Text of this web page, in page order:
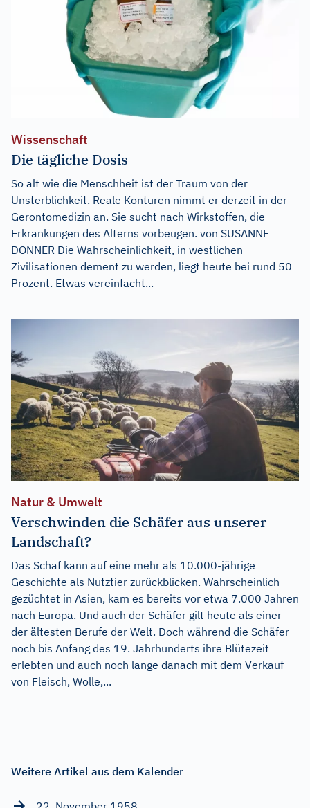
Wissenschaft
Die tägliche Dosis
So alt wie die Menschheit ist der Traum von der
Unsterblichkeit. Reale Konturen nimmt er derzeit in der
Gerontomedizin an. Sie sucht nach Wirkstoffen, die
Erkrankungen des Alterns vorbeugen. von SUSANNE
DONNER Die Wahrscheinlichkeit, in westlichen
Zivilisationen dement zu werden, liegt heute bei rund 50
Prozent. Etwas vereinfacht...
Natur & Umwelt
Verschwinden die Schäfer aus unserer
Landschaft?
Das Schaf kann auf eine mehr als 10.000-jährige
Geschichte als Nutztier zurückblicken. Wahrscheinlich
gezüchtet in Asien, kam es bereits vor etwa 7.000 Jahren
nach Europa. Und auch der Schäfer gilt heute als einer
der ältesten Berufe der Welt. Doch während die Schäfer
noch bis Anfang des 19. Jahrhunderts ihre Blütezeit
erlebten und auch noch lange danach mit dem Verkauf
von Fleisch, Wolle,...
Weitere Artikel aus dem Kalender